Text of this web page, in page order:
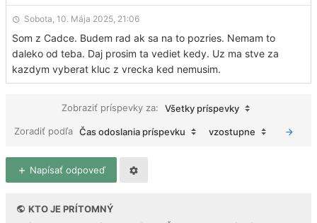
Sobota, 10. Mája 2025, 21:06
Som z Cadce. Budem rad ak sa na to pozries. Nemam to
daleko od teba. Daj prosim ta vediet kedy. Uz ma stve za
kazdym vyberat kluc z vrecka ked nemusim.
Zobraziť príspevky za:
Všetky príspevky
Zoradiť podľa Čas odoslania príspevku vzostupne
Napísať odpoveď
KTO JE PRÍTOMNÝ